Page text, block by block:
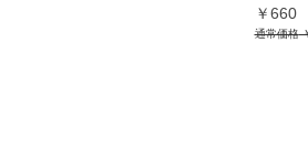
￥660
通常価格